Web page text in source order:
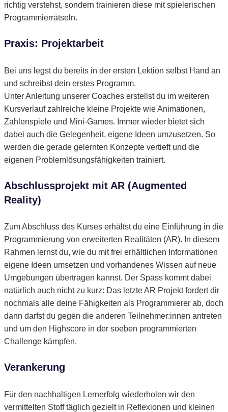
richtig verstehst, sondern trainieren diese mit spielerischen
Programmierrätseln.
Praxis: Projektarbeit
Bei uns legst du bereits in der ersten Lektion selbst Hand an
und schreibst dein erstes Programm.
Unter Anleitung unserer Coaches erstellst du im weiteren
Kursverlauf zahlreiche kleine Projekte wie Animationen,
Zahlenspiele und Mini-Games. Immer wieder bietet sich
dabei auch die Gelegenheit, eigene Ideen umzusetzen. So
werden die gerade gelernten Konzepte vertieft und die
eigenen Problemlösungsfähigkeiten trainiert.
Abschlussprojekt mit AR (Augmented
Reality)
Zum Abschluss des Kurses erhältst du eine Einführung in die
Programmierung von erweiterten Realitäten (AR). In diesem
Rahmen lernst du, wie du mit frei erhältlichen Informationen
eigene Ideen umsetzen und vorhandenes Wissen auf neue
Umgebungen übertragen kannst. Der Spass kommt dabei
natürlich auch nicht zu kurz: Das letzte AR Projekt fordert dir
nochmals alle deine Fähigkeiten als Programmierer ab, doch
dann darfst du gegen die anderen Teilnehmer:innen antreten
und um den Highscore in der soeben programmierten
Challenge kämpfen.
Verankerung
Für den nachhaltigen Lernerfolg wiederholen wir den
vermittelten Stoff täglich gezielt in Reflexionen und kleinen